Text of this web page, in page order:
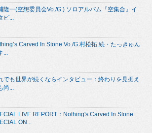
隆一(空想委員会Vo./G.) ソロアルバム『空集合』イ
ビ...
Carved In Stone Vo./G.村松拓 続・たっきゅん
...
でも世界が続くならインタビュー：終わりを見据え
尚...
LIVE REPORT：Nothing's Carved In Stone
ON...